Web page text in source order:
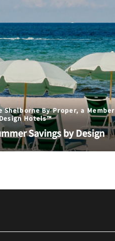
Shelborne By Proper, a Member
Hotels™
Savings by Design